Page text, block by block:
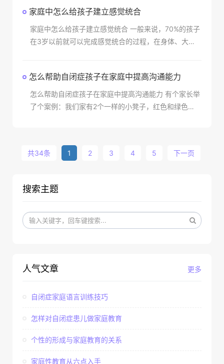
家庭中怎么给孩子建立感觉统合
家庭中怎么给孩子建立感觉统合 一般来说，70%的孩子
在3岁以前就可以完成感觉统合的过程，在身体、大
怎么帮助自闭症孩子在家庭中提高沟通能力
怎么帮助自闭症孩子在家庭中提高沟通能力 有个家长举
了个案例：我们家有2个一样的小凳子，红色和绿色
共34条 1 2 3 4 5 下一页
搜索主题
更多
人气文章
自闭症家庭语言训练技巧
怎样对自闭症患儿做家庭教育
个性的形成与家庭教育的关系
家庭性教育从六点入手